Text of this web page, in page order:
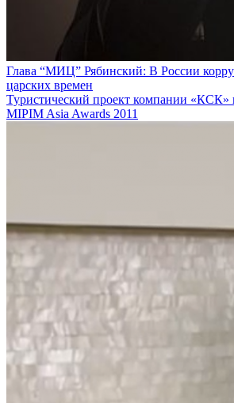
Глава “МИЦ” Рябинский: В России
царских времен
Туристический проект компании «КСК»
MIPIM Asia Awards 2011